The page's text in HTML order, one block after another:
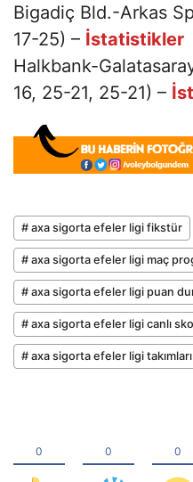
Bigadiç Bld.-Arkas
17-25) – İstatistikler
Halkbank-
16, 25-21, 25-21) –
# axa sigorta efeler ligi fikstür
# axa sigorta efeler ligi maç
# axa sigorta efeler ligi puan
# axa sigorta efeler ligi canlı
# axa sigorta efeler ligi takımları